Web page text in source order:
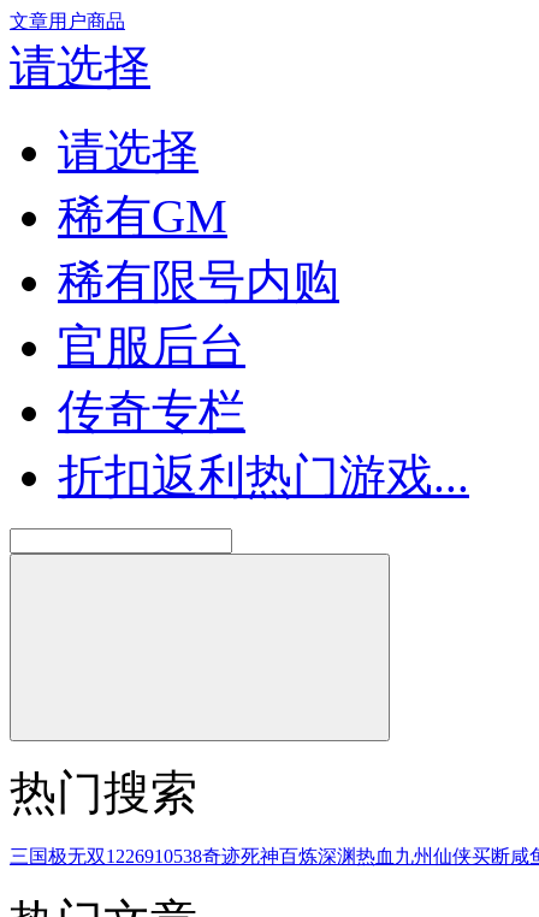
文章用户商品
请选择
请选择
稀有GM
稀有限号内购
官服后台
传奇专栏
折扣返利热门游戏...
热门搜索
三国极无双1226910538奇迹死神百炼深渊热血 九州仙侠买断咸